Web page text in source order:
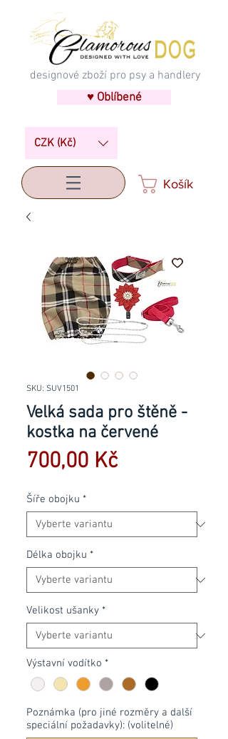
designové zboží pro psy a handlery
♥ Oblíbené
CZK (Kč)
Košík
SKU: SUV1501
Velká sada pro štěně -
kostka na červené
700,00 KčCena
Šíře obojku *
Délka obojku *
Velikost ušanky *
Výstavní vodítko *
Poznámka (pro jiné rozměry a další
speciální požadavky): (volitelné)